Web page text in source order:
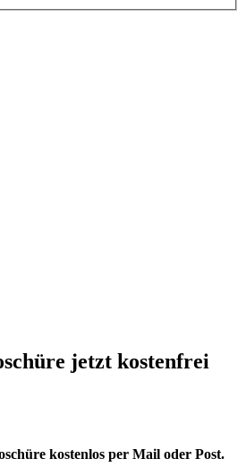
jetzt kosten­frei
kostenlos per Mail oder Post.